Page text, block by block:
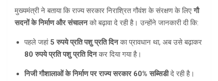
मुख्यमंत्री ने बताया कि राज्य सरकार निराश्रित गौवंश के संरक्षण के लिएगौ
सदनों के निर्माण और संचालनको बढ़ावा दे रही है। उन्होंने जानकारी दी कि:
पहले जहां 5 रुपये प्रति पशु प्रति दिनका प्रावधान था, अब उसे बढ़ाकर
80 रुपये प्रति पशु प्रति दिनकर दिया गया है।
निजी गौशालाओं के निर्माण पर राज्य सरकार 60% सब्सिडीदे रही है।